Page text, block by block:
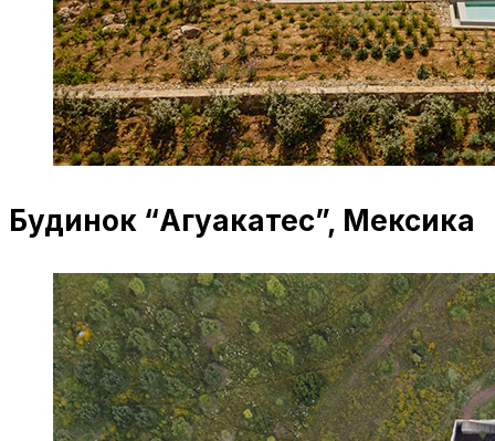
Будинок “Агуакатес”, Мексика